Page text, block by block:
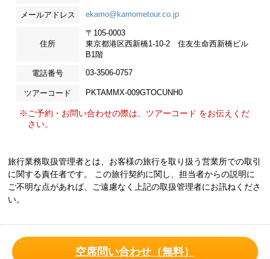
メールアドレス ekamo@kamometour.co.jp
住所
〒105-0003
東京都港区西新橋1-10-2 住友生命西新橋ビル
B1階
電話番号 03-3506-0757
ツアーコード PKTAMMX-009GTOCUNH0
※ご予約・お問い合わせの際は、ツアーコード をお伝えくだ
さい。
旅行業務取扱管理者とは、お客様の旅行を取り扱う営業所での取引
に関する責任者です。 この旅行契約に関し、担当者からの説明に
ご不明な点があれば、ご遠慮なく上記の取扱管理者にお訊ねくださ
い。
空席問い合わせ（無料）